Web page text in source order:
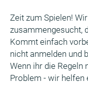
Zeit zum Spielen!
zusammengesucht,
Kommt einfach
nicht anmelden und
Wenn ihr die Regeln
Problem - wir helfen